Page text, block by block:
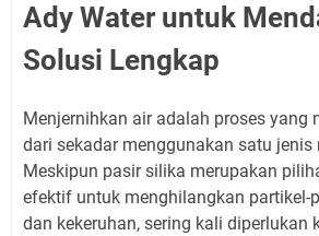
Ady Water untuk
Solusi Lengkap
Menjernihkan air adalah proses yang
dari sekadar menggunakan satu jenis
Meskipun pasir silika merupakan
efektif untuk menghilangkan partikel-
dan kekeruhan, sering kali diperlukan